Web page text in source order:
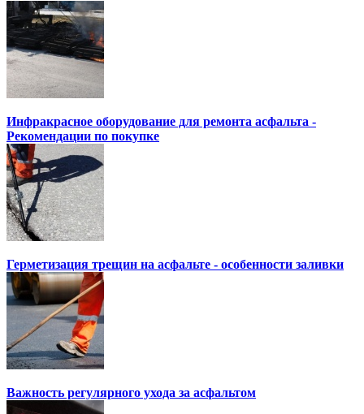
Инфракрасное оборудование для ремонта асфальта -
Рекомендации по покупке
Герметизация трещин на асфальте - особенности заливки
Важность регулярного ухода за асфальтом